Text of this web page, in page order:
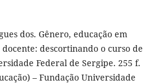
dos. Gênero, educação em
descortinando o curso de
Federal de Sergipe. 255 f.
– Fundação Universidade